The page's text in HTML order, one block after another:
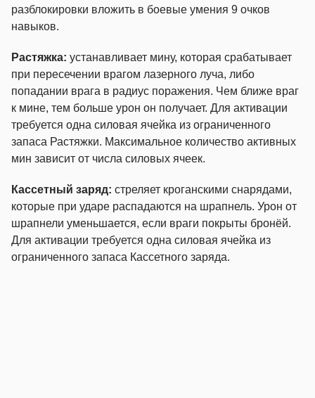
разблокировки вложить в боевые умения 9 очков
навыков.
Растяжка: устанавливает мину, которая срабатывает
при пересечении врагом лазерного луча, либо
попадании врага в радиус поражения. Чем ближе враг
к мине, тем больше урон он получает. Для активации
требуется одна силовая ячейка из ограниченного
запаса Растяжки. Максимальное количество активных
мин зависит от числа силовых ячеек.
Кассетный заряд: стреляет кроганскими снарядами,
которые при ударе распадаются на шрапнель. Урон от
шрапнели уменьшается, если враги покрыты бронёй.
Для активации требуется одна силовая ячейка из
ограниченного запаса Кассетного заряда.